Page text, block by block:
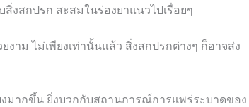
งสกปรก สะสมในร่องยาแนวไปเรื่อยๆ
าม ไม่เพียงเท่านั้นแล้ว สิ่งสกปรกต่างๆ ก็อาจส่ง
มากขึ้น ยิ่งบวกกับสถานการณ์การแพร่ระบาดของ